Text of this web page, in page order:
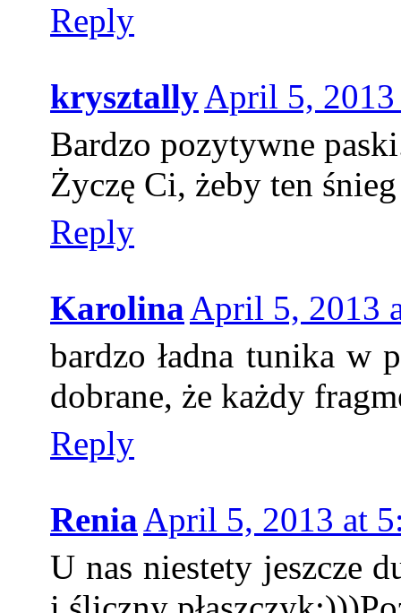
Reply
krysztallyApril 5,
Bardzo pozytywne
Życzę Ci, żeby ten
Reply
KarolinaApril 5, 2013
bardzo ładna tunika w
dobrane, że każdy
Reply
ReniaApril 5, 2013 at
U nas niestety jeszcze